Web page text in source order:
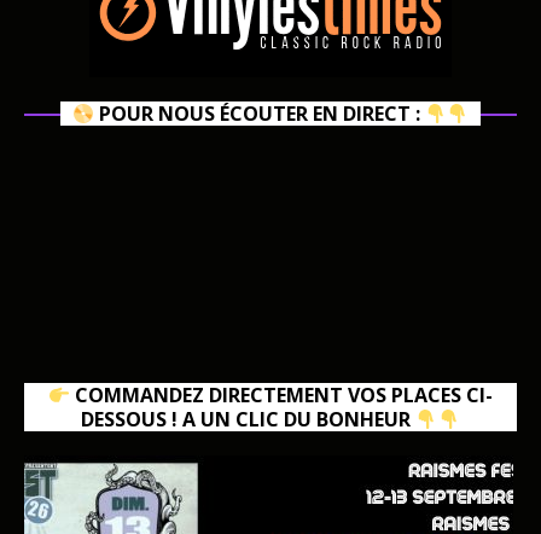
POUR NOUS ÉCOUTER EN DIRECT :
COMMANDEZ DIRECTEMENT VOS PLACES CI-
DESSOUS ! A UN CLIC DU BONHEUR